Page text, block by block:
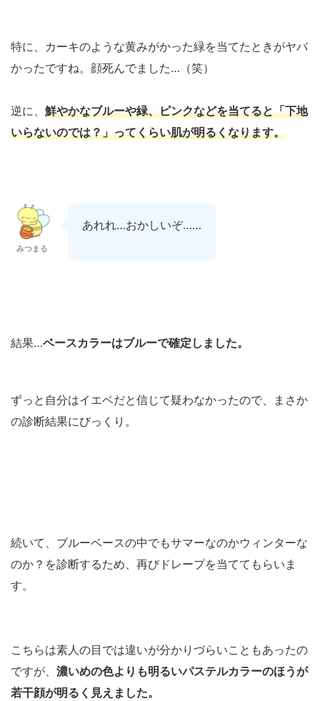
特に、カーキのような黄みがかった緑を当てたときがヤバ
かったですね。顔死んでました…（笑）
逆に、 鮮やかなブルーや緑、ピンクなどを当てると「下地
いらないのでは？」ってくらい肌が明るくなります。
みつまる
あれれ…おかしいぞ……
結果…ベースカラーはブルーで確定しました。
ずっと自分はイエベだと信じて疑わなかったので、まさか
の診断結果にびっくり。
続いて、ブルーベースの中でもサマーなのかウィンターな
のか？を診断するため、再びドレープを当ててもらいま
す。
こちらは素人の目では違いが分かりづらいこともあったの
ですが、 濃いめの色よりも明るいパステルカラーのほうが
若干顔が明るく見えました。